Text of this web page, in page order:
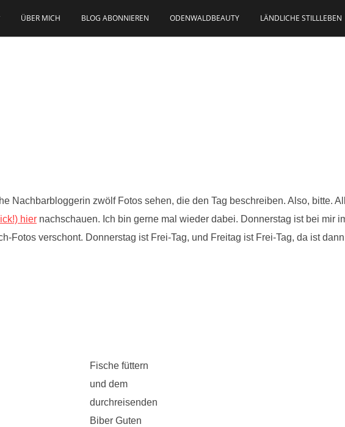
ÜBER MICH BLOG ABONNIEREN ODENWALDBEAUTY LÄNDLICHE STILLLEBEN
Nachbarbloggerin zwölf Fotos sehen, die den Tag beschreiben. Also, bitte.
hier nachschauen. Ich bin gerne mal wieder dabei. Donnerstag ist bei mir
Fotos verschont. Donnerstag ist Frei-Tag, und Freitag ist Frei-Tag, da ist
Fische füttern
und dem
durchreisenden
Biber Guten